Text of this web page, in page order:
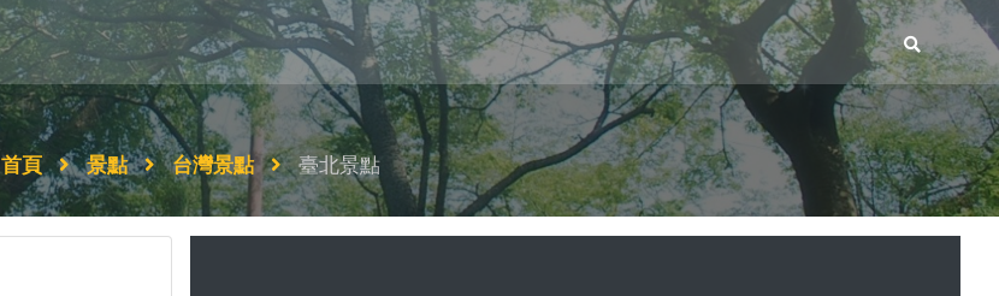
首頁 景點 台灣景點 臺北景點